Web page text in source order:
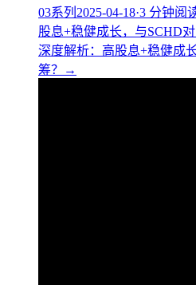
03系列 2025-04-18·3 分钟阅
股息+稳健成长，与SCHD对
深度解析：高股息+稳健成
筹？
→